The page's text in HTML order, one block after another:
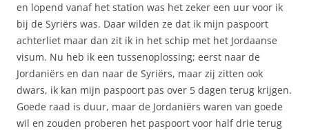
en lopend vanaf het station was het zeker een uur voor ik
bij de Syriërs was. Daar wilden ze dat ik mijn paspoort
achterliet maar dan zit ik in het schip met het Jordaanse
visum. Nu heb ik een tussenoplossing; eerst naar de
Jordaniërs en dan naar de Syriërs, maar zij zitten ook
dwars, ik kan mijn paspoort pas over 5 dagen terug krijgen.
Goede raad is duur, maar de Jordaniërs waren van goede
wil en zouden proberen het paspoort voor half drie terug